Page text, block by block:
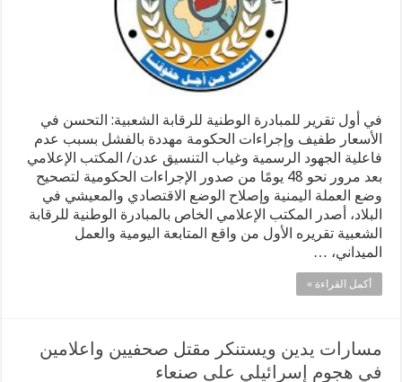
في أول تقرير للمبادرة الوطنية للرقابة الشعبية: التحسن في
الأسعار طفيف وإجراءات الحكومة مهددة بالفشل بسبب عدم
فاعلية الجهود الرسمية وغياب التنسيق عدن/ المكتب الإعلامي
بعد مرور نحو 48 يومًا من صدور الإجراءات الحكومية لتصحيح
وضع العملة اليمنية وإصلاح الوضع الاقتصادي والمعيشي في
البلاد، أصدر المكتب الإعلامي الخاص بالمبادرة الوطنية للرقابة
الشعبية تقريره الأول من واقع المتابعة اليومية والعمل
الميداني، …
أكمل القراءة »
مسارات يدين ويستنكر مقتل صحفيين واعلامين
في هجوم إسرائيلي على صنعاء